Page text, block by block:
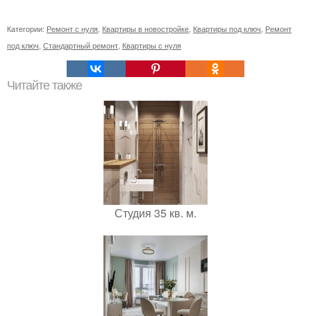
Категории: Ремонт с нуля Квартиры в новостройке Квартиры под ключ Ремонт
под ключ Стандартный ремонт Квартиры с нуля
Читайте также
Студия 35 кв. м.